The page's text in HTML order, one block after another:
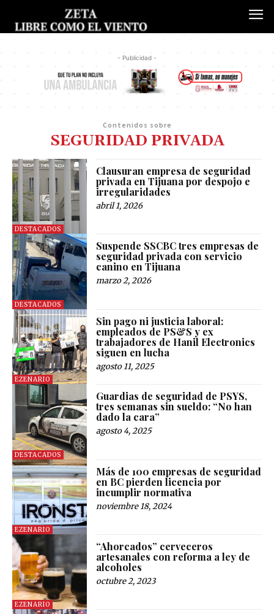
- Publicidad -
Contenidos sobre
SEGURIDAD PRIVADA
DESTACADOS
Clausuran empresa de seguridad
privada en Tijuana por despojo e
irregularidades
abril 1, 2026
DESTACADOS
Suspende SSCBC tres empresas de
seguridad privada con servicio
canino en Tijuana
marzo 2, 2026
EZENARIO
Sin pago ni justicia laboral:
empleados de PS&S y ex
trabajadores de Hanil Electronics
siguen en lucha
agosto 11, 2025
DESTACADOS
Guardias de seguridad de PSYS,
tres semanas sin sueldo: “No han
dado la cara”
agosto 4, 2025
EZENARIO
Más de 100 empresas de seguridad
en BC pierden licencia por
incumplir normativa
noviembre 18, 2024
EZENARIO
“Ahorcados” cerveceros
artesanales con reforma a ley de
alcoholes
octubre 2, 2023